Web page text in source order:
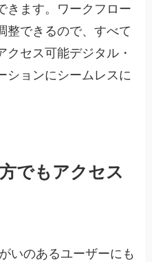
きます。ワークフロー
整できるので、すべて
セス可能デジタル・
ションにシームレスに
でもアクセス
いのあるユーザーにも